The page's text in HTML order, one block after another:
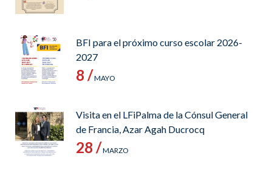
BFI para el próximo curso escolar 2026-
2027
8 /MAYO
Visita en el LFiPalma de la Cónsul General
de Francia, Azar Agah Ducrocq
28 /MARZO